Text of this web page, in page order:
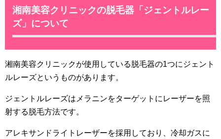
湘南美容クリニックの脱毛器「ジェントルレー
ズ」について
湘南美容クリニックが使用している脱毛器の1つにジェント
ルレーズというものがあります。
ジェントルレーズはメラニンをターゲットにレーザーを照
射する脱毛方法です。
アレキサンドライトレーザーを採用しており、冷却ガスに